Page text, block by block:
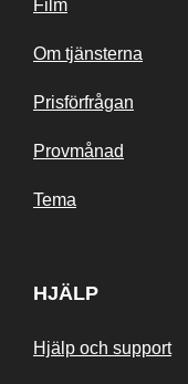
Film
Om tjänsterna
Prisförfrågan
Provmånad
Tema
HJÄLP
Hjälp och support